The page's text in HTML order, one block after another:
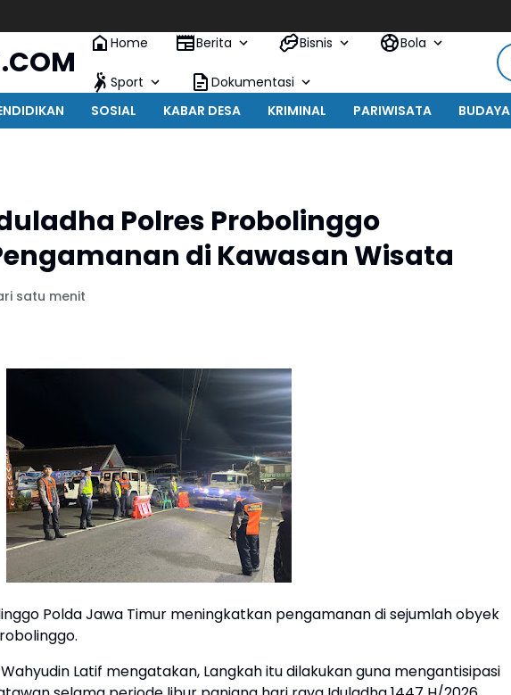
Home Berita Bisnis Bola
Sport
Dokumentasi
SOSIAL KABAR DESA KRIMINAL PARIWISATA BUDAYA
Polres Probolinggo
di Kawasan Wisata
satu menit
Polda Jawa Timur meningkatkan pengamanan di sejumlah obyek
Latif mengatakan, Langkah itu dilakukan guna mengantisipasi